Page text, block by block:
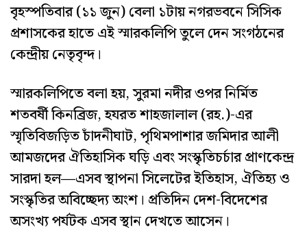
​বৃহস্পতিবার (১১ জুন) বেলা ১টায় নগরভবনে সিসিক
প্রশাসকের হাতে এই স্মারকলিপি তুলে দেন সংগঠনের
কেন্দ্রীয় নেতৃবৃন্দ।
​স্মারকলিপিতে বলা হয়, সুরমা নদীর ওপর নির্মিত
শতবর্ষী কিনব্রিজ, হযরত শাহজালাল (রহ.)-এর
স্মৃতিবিজড়িত চাঁদনীঘাট, পৃথিমপাশার জমিদার আলী
আমজদের ঐতিহাসিক ঘড়ি এবং সংস্কৃতিচর্চার প্রাণকেন্দ্র
সারদা হল—এসব স্থাপনা সিলেটের ইতিহাস, ঐতিহ্য ও
সংস্কৃতির অবিচ্ছেদ্য অংশ। প্রতিদিন দেশ-বিদেশের
অসংখ্য পর্যটক এসব স্থান দেখতে আসেন।